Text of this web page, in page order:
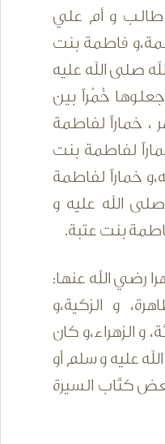
طالب و أم علي
فاطمة بنت
صلى الله عليه
خُمُراً بين
، خماراً لفاطمة
لفاطمة بنت
خماراً لفاطمة
الله عليه و
بنت عتبة.
رضي الله عنها:
و الزكية،و
و الزهراء،و كان
عليه و سلم أو
كتّاب السيرة